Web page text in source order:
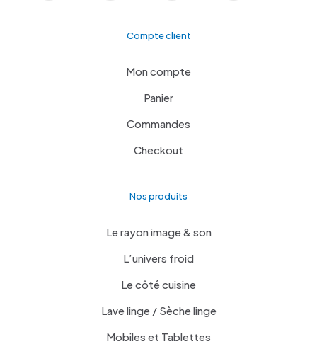
Compte client
Mon compte
Panier
Commandes
Checkout
Nos produits
Le rayon image & son
L’univers froid
Le côté cuisine
Lave linge / Sèche linge
Mobiles et Tablettes